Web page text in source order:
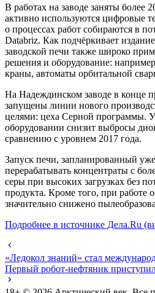
В работах на заводе заняты более
активно используются цифровые
о процессах работ собираются в
Databriz. Как подчёркивает
заводской печи также широко
решения и оборудование:
краны, автоматы орбитальной
На Надеждинском заводе в конце
запущены линии нового
целями: цеха Серной программы.
оборудовании снизит выбросы
сравнению с уровнем 2017 года.
Запуск печи, запланированный
перерабатывать концентраты с
серы при высоких загрузках без
продукта. Кроме того, при работе
значительно снижено
Подробнее в источнике Дела.Ru
«Ледокол знаний» стал
Первый робот-нефтяник